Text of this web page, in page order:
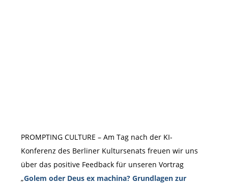
PROMPTING CULTURE – Am Tag nach der KI-
Konferenz des Berliner Kultursenats freuen wir uns
über das positive Feedback für unseren Vortrag
„Golem oder Deus ex machina? Grundlagen zur